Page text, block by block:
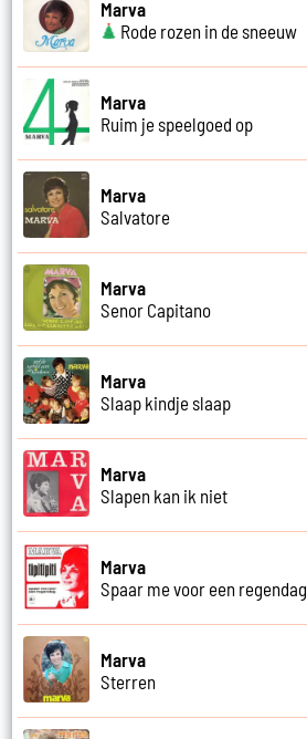
Marva
Rode rozen in de sneeuw
Marva
Ruim je speelgoed op
Marva
Salvatore
Marva
Senor Capitano
Marva
Slaap kindje slaap
Marva
Slapen kan ik niet
Marva
Spaar me voor een regendag
Marva
Sterren